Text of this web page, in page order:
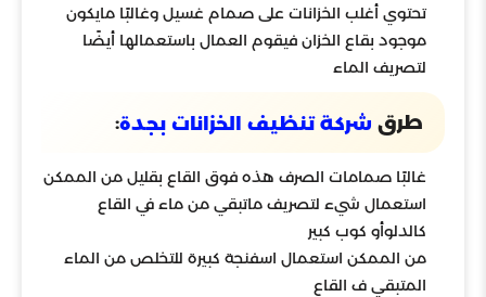
تحتوي أغلب الخزانات على صمام غسيل وغالبًا مايكون
موجود بقاع الخزان فيقوم العمال باستعمالها أيضًا
لتصريف الماء
طرق شركة تنظيف الخزانات بجدة:
غالبًا صمامات الصرف هذه فوق القاع بقليل من الممكن
استعمال شيء لتصريف ماتبقي من ماء في القاع
كالدلوأو كوب كبير
من الممكن استعمال اسفنجة كبيرة للتخلص من الماء
المتبقي ف القاع